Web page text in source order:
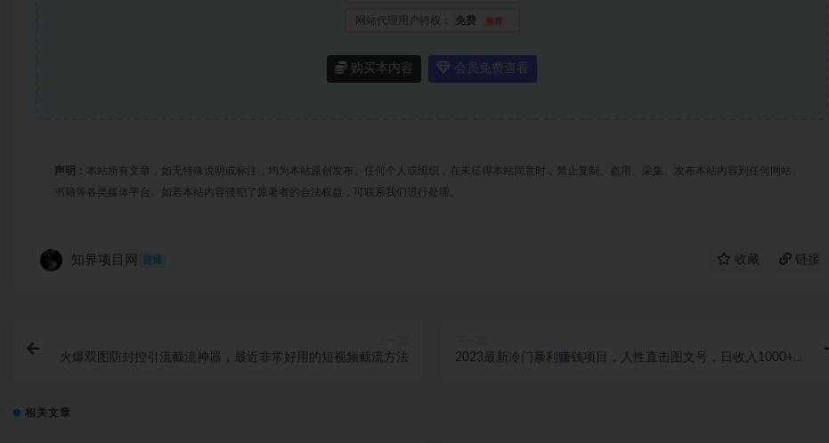
网站代理用户特权： 免费 推荐
购买本内容 会员免费查看
声明： 本站所有文章，如无特殊说明或标注，均为本站原创发布。任何个人或组织，在未征得本站同意时，禁止复制、盗用、采集、发布本站内容到任何网站、
书籍等各类媒体平台。如若本站内容侵犯了原著者的合法权益，可联系我们进行处理。
知界项目网 普通 收藏 链接
火爆双图防封控引流截流神器，最近非常好用的短视频截流方法
2023最新冷门暴利赚钱项目，人性直击图文号，日收入1000+
相关文章